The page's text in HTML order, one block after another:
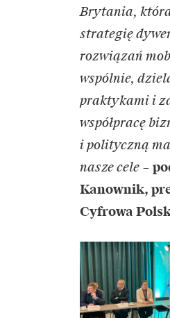
Brytania,
strategię
rozwiązań
wspólnie,
praktykami i
współpracę
i polityczną
nasze cele –
Kanownik,
Cyfrowa